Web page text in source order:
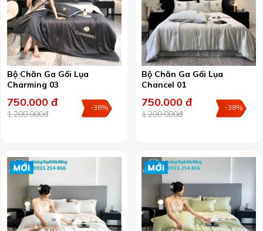
Bộ Chăn Ga Gối Lụa
Charming 03
750.000 đ
1.200.000đ
-38%
Bộ Chăn Ga Gối Lụa
Chancel 01
750.000 đ
1.200.000đ
-38%